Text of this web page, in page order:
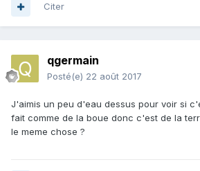
Citer
qgermain
Posté(e) 22 août 2017
J'aimis un peu d'eau dessus pour voir si
fait comme de la boue donc c'est de la
le meme chose ?